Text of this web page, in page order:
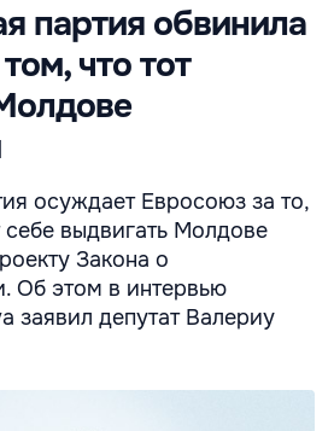
партия обвинила
что тот
осуждает Евросоюз за то,
себе выдвигать Молдове
Закона о
Об этом в интервью
заявил депутат Валериу